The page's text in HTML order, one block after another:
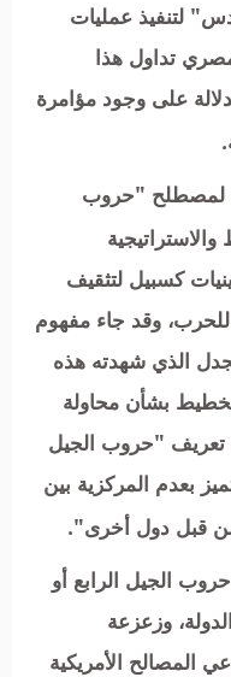
لتنفيذ عمليات
تداول هذا
على وجود مؤامرة
لمصطلح "حروب
كسبيل لتثقيف
للحرب، وقد جاء مفهوم
الذي شهدته هذه
بشأن محاولة
تعريف "حروب الجيل
بعدم المركزية بين
قبل دول أخرى".
الجيل الرابع أو
وزعزعة
المصالح الأمريكية